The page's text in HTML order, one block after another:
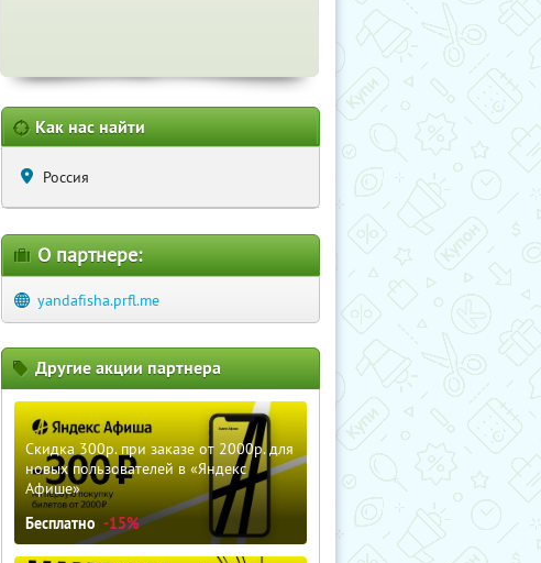
Как нас найти
Россия
О партнере:
yandafisha.prfl.me
Другие акции партнера
Скидка 300р. при заказе от 2000р. для
новых пользователей в «Яндекс
Афише»
Бесплатно -15%